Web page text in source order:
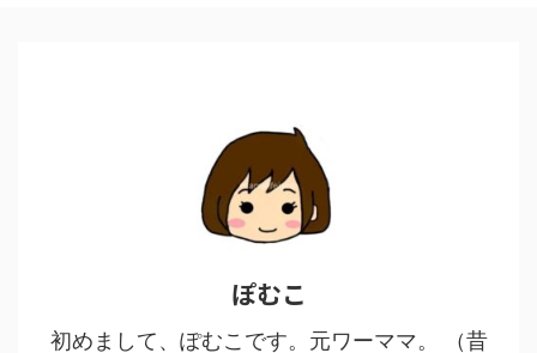
ぽむこ
初めまして、ぽむこです。元ワーママ。 （昔